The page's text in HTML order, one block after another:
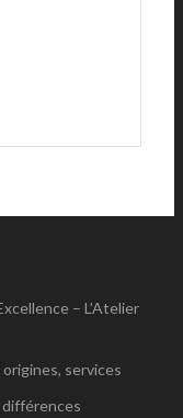
– L’Atelier
services